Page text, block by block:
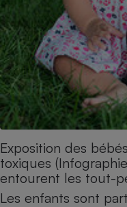
Exposition des
toxiques
entourent les tout-
Les enfants sont